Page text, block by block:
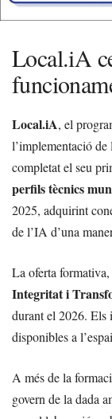
Local.iA
Local.iA, el
l’implementació
completat el seu
perfils tècnics
2025, adquirint
de l’IA d’una
La oferta
Integritat i
durant el 2026. Els
disponibles a
A més de la
govern de la dada